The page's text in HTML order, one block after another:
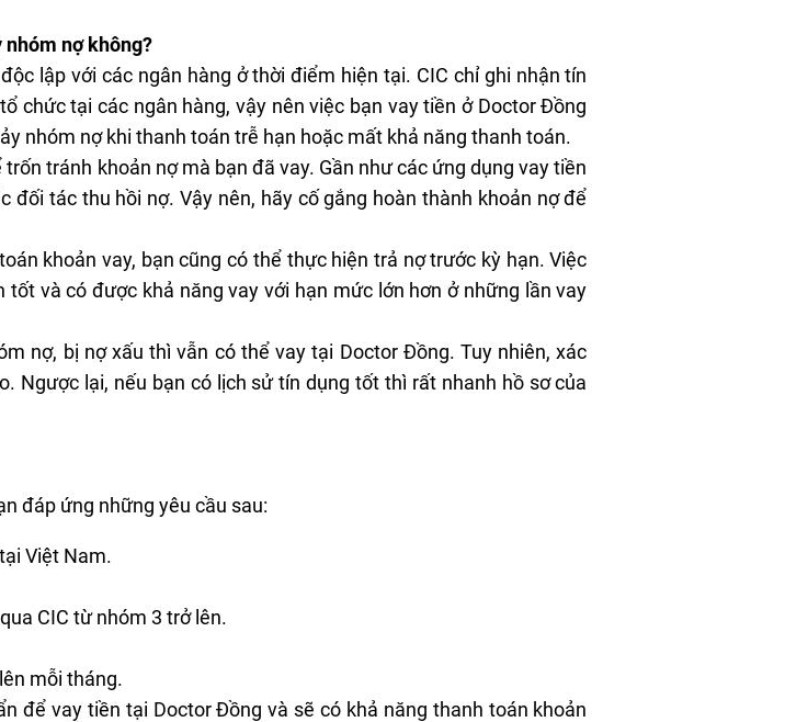
nhóm nợ không?
lập với các ngân hàng ở thời điểm hiện tại. CIC chỉ ghi nhận tín
chức tại các ngân hàng, vậy nên việc bạn vay tiền ở Doctor Đồng
nhóm nợ khi thanh toán trễ hạn hoặc mất khả năng thanh toán.
tránh khoản nợ mà bạn đã vay. Gần như các ứng dụng vay tiền
tác thu hồi nợ. Vậy nên, hãy cố gắng hoàn thành khoản nợ để
khoản vay, bạn cũng có thể thực hiện trả nợ trước kỳ hạn. Việc
và có được khả năng vay với hạn mức lớn hơn ở những lần vay
nợ, bị nợ xấu thì vẫn có thể vay tại Doctor Đồng. Tuy nhiên, xác
Ngược lại, nếu bạn có lịch sử tín dụng tốt thì rất nhanh hồ sơ của
đáp ứng những yêu cầu sau:
Việt Nam.
CIC từ nhóm 3 trở lên.
mỗi tháng.
để vay tiền tại Doctor Đồng và sẽ có khả năng thanh toán khoản